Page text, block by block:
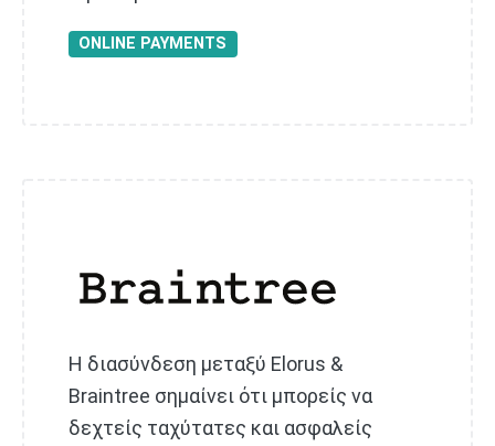
ONLINE PAYMENTS
Η διασύνδεση μεταξύ Elorus &
Braintree σημαίνει ότι μπορείς να
δεχτείς ταχύτατες και ασφαλείς